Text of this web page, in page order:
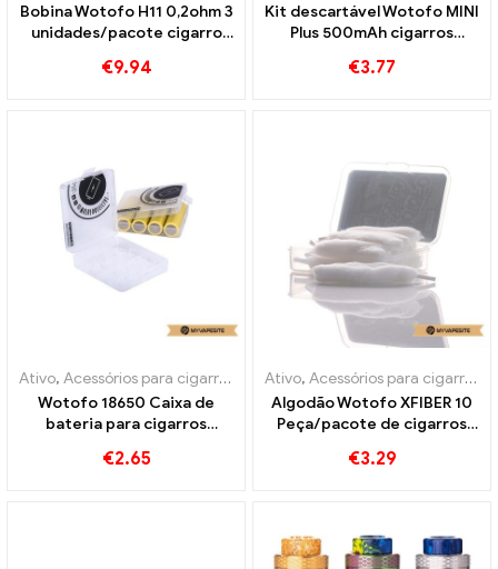
Bobina Wotofo H11 0,2ohm 3
unidades/pacote cigarro
Personalizado
€9.94
Kit descartável Wotofo MINI
Plus 500mAh cigarros
atacado丨Personalizado
€3.77
Ativo, Acessórios para cigarros eletrônicos
Wotofo 18650 Caixa de
bateria para cigarros
Personalizado
€2.65
Ativo, Acessórios para cigarros eletrônicos
Algodão Wotofo XFIBER 10
Peça/pacote de cigarros
Personalizado
€3.29